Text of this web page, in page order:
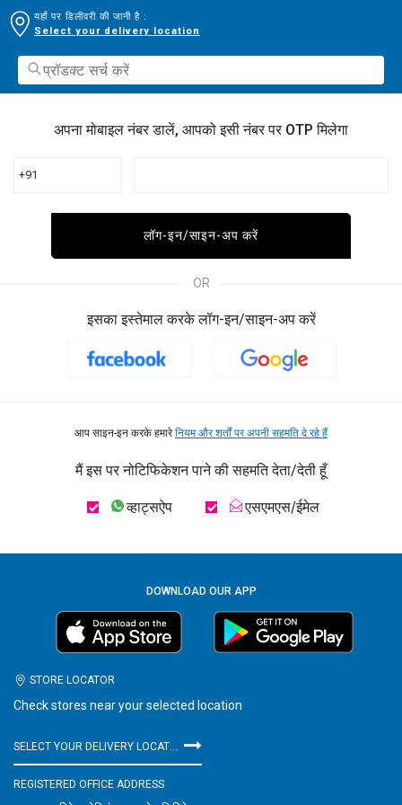
यहाँ पर डिलीवरी की जानी है :
Select your delivery location
अपना मोबाइल नंबर डालें, आपको इसी नंबर पर OTP मिलेगा
+91
लॉग-इन/साइन-अप करें
OR
इसका इस्तेमाल करके लॉग-इन/साइन-अप करें
आप साइन-इन करके हमारेनियम और शर्तों पर अपनी सहमति दे रहे हैं
मैं इस पर नोटिफिकेशन पाने की सहमति देता/देती हूँ
व्हाट्सऐप एसएमएस/ईमेल
DOWNLOAD OUR APP
STORE LOCATOR
Check stores near your selected location
SELECT YOUR DELIVERY LOCATION
REGISTERED OFFICE ADDRESS